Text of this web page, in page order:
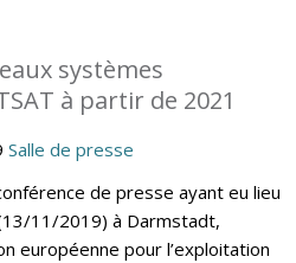
systèmes
à partir de 2021
Salle de presse
de presse ayant eu lieu
11/2019) à Darmstadt,
européenne pour l’exploitation